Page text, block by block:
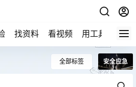
找资料 看视频 用工具 论技
全部标签 安全应急